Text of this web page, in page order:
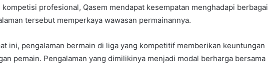
profesional, Qasem mendapat kesempatan menghadapi berbagai
tersebut memperkaya wawasan permainannya.
ini, pengalaman bermain di liga yang kompetitif memberikan keuntungan
pemain. Pengalaman yang dimilikinya menjadi modal berharga bersama